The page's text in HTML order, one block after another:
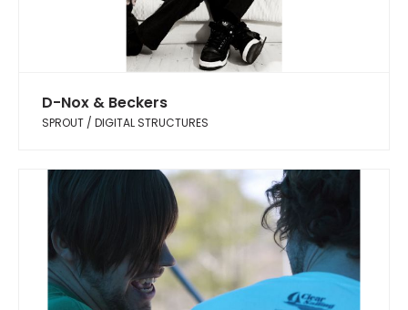
D-Nox & Beckers
SPROUT / DIGITAL STRUCTURES